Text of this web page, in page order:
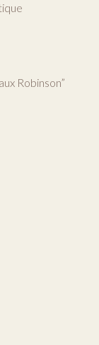
Robinson”